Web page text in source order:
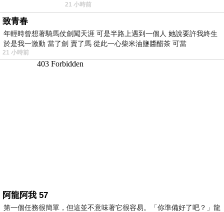
內湖店，從捷運站步行約4分鐘即可抵
21 小時前
致青春
年輕時曾想著騎馬仗劍闖天涯 可是半路上遇到一個人 她說要許我終生
於是我一激動 當了劍 賣了馬 從此一心柴米油鹽醬醋茶 可當
21 小時前
阿龍阿我 57
第一個任務很簡單，但這並不意味著它很容易。「你準備好了吧？」龍